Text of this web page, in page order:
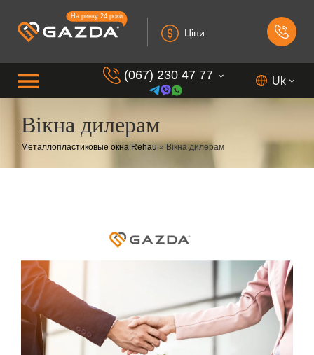
На ринку 24 роки
Ціни
(067) 230 47 77
(099) 230 73 37
(050) 230 7 337
Uk
Вікна дилерам
Металлопластиковые окна Rehau » Вікна дилерам